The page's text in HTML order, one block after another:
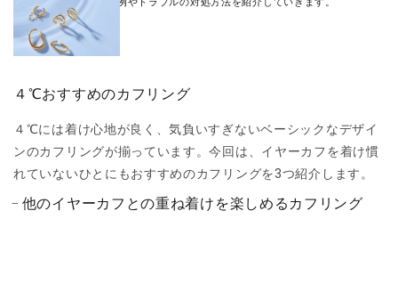
の他、コーディネート例やトラブルの対処方法を紹介していきます。
４℃おすすめのカフリング
４℃には着け心地が良く、気負いすぎないベーシックなデザイ
ンのカフリングが揃っています。今回は、イヤーカフを着け慣
れていないひとにもおすすめのカフリングを3つ紹介します。
他のイヤーカフとの重ね着けを楽しめるカフリング